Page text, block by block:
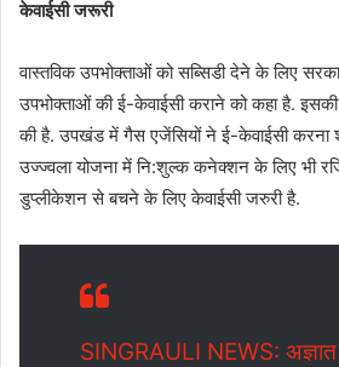
केवाईसी जरूरी
वास्तविक उपभोक्ताओं को सब्सिडी देने के लिए
उपभोक्ताओं की ई-केवाईसी कराने को कहा है.
की है. उपखंड में गैस एजेंसियों ने ई-केवाईसी करना
उज्ज्वला योजना में नि:शुल्क कनेक्शन के लिए भी
डुप्लीकेशन से बचने के लिए केवाईसी जरुरी है.
SINGRAULI NEWS: